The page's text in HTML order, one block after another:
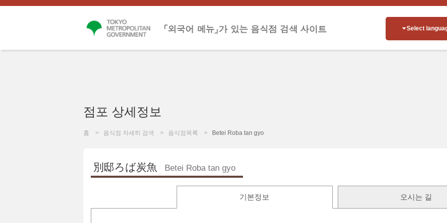
Select
점포 상세정보
홈 음식점 자세히 검색 음식점목록 Betei Roba tan gyo
別邸ろば炭魚 Betei Roba tan gyo
기본정보 오시는 길